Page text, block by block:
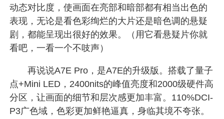
动态对比度，使画面在亮部和暗部都有相当出色的
表现，无论是看色彩绚烂的大片还是暗色调的悬疑
剧，都能呈现出很好的效果。（用它看悬疑片你就
看吧，一看一个不吱声）
再说说A7E Pro，是A7E的升级版。搭载了量子
点+Mini LED，2400nits的峰值亮度和2000级硬件高
分区，让画面的细节和层次感更加丰富。110%DCI-
P3广色域，色彩更加鲜艳逼真，身临其境不夸张。